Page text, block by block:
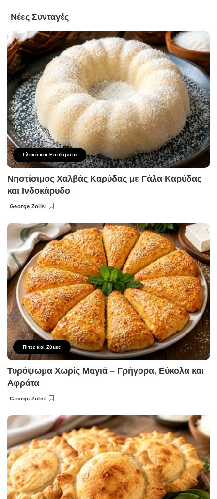
Νέες Συνταγές
Γλυκό και Επιδόρπιο
Νηστίσιμος Χαλβάς Καρύδας με Γάλα Καρύδας
και Ινδοκάρυδο
Posted
George Zolis
Πίτες και Ζύμες
Τυρόψωμα Χωρίς Μαγιά – Γρήγορα, Εύκολα και
Αφράτα
Posted
George Zolis